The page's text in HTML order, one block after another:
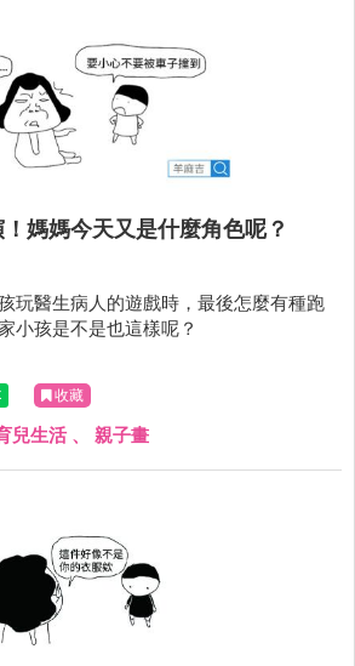
媽媽今天又是什麼角色呢？
玩醫生病人的遊戲時，最後怎麼有種跑
小孩是不是也這樣呢？
收藏
兒生活、 親子畫